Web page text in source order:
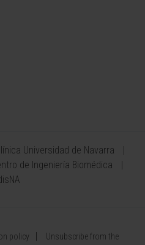
Universidad de Navarra
de Ingeniería Biomédica
policy Unsubscribe from the